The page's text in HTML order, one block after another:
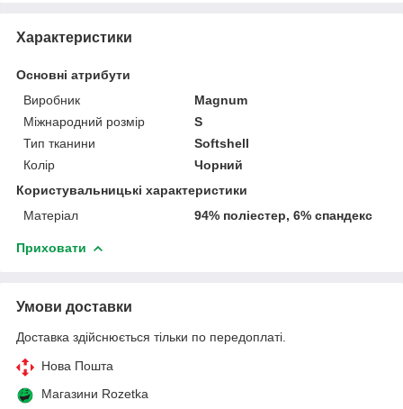
Характеристики
Основні атрибути
Виробник
Magnum
Міжнародний розмір
S
Тип тканини
Softshell
Колір
Чорний
Користувальницькі характеристики
Матеріал
94% поліестер, 6% спандекс
Приховати
Умови доставки
Доставка здійснюється тільки по передоплаті.
Нова Пошта
Магазини Rozetka